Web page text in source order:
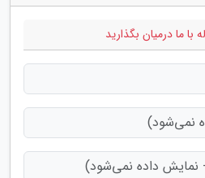
با ما درمیان بگذارید